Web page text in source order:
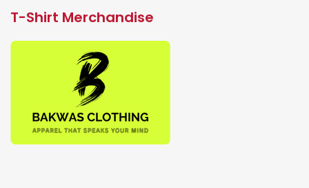
T-Shirt Merchandise